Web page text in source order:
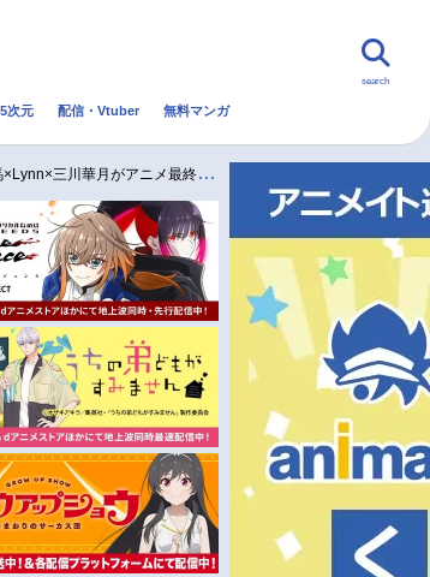
トレンド 無料マンガ
秋アニメ
冬アニメ
search
次元 配信・Vtuber 無料マンガ
ニメ最終回に向けた見どころを語る／インタビュー